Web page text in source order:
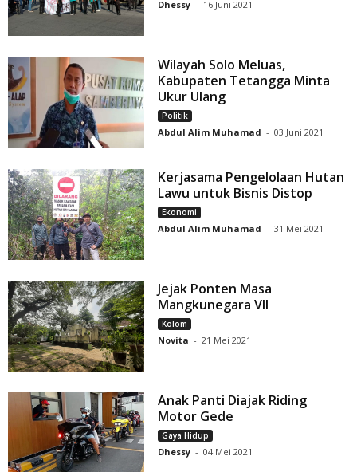
Dhessy - 16 Juni 2021
Wilayah Solo Meluas,
Kabupaten Tetangga Minta
Ukur Ulang
Politik
Abdul Alim Muhamad - 03 Juni 2021
Kerjasama Pengelolaan Hutan
Lawu untuk Bisnis Distop
Ekonomi
Abdul Alim Muhamad - 31 Mei 2021
Jejak Ponten Masa
Mangkunegara VII
Kolom
Novita - 21 Mei 2021
Anak Panti Diajak Riding
Motor Gede
Gaya Hidup
Dhessy - 04 Mei 2021